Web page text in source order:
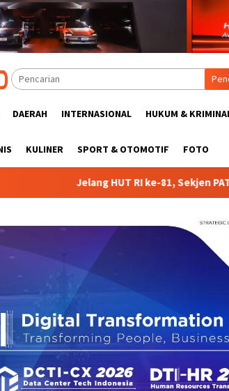
DAERAH INTERNASIONAL HUKUM &
KULINER SPORT & OTOMOTIF FOTO
ke-81, Sekjen PATRA Irfan Ardhiyanto